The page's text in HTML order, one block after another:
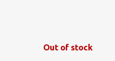
Out of stock